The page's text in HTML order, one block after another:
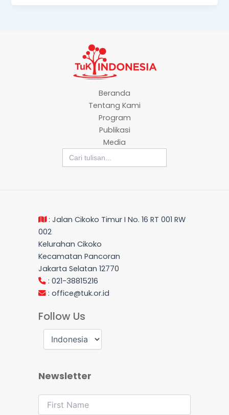
Beranda
Tentang Kami
Program
Publikasi
Media
Search
for:
: Jalan Cikoko Timur I No. 16 RT 001 RW
002
Kelurahan Cikoko
Kecamatan Pancoran
Jakarta Selatan 12770
: 021-38815216
: office@tuk.or.id
Follow Us
Newsletter